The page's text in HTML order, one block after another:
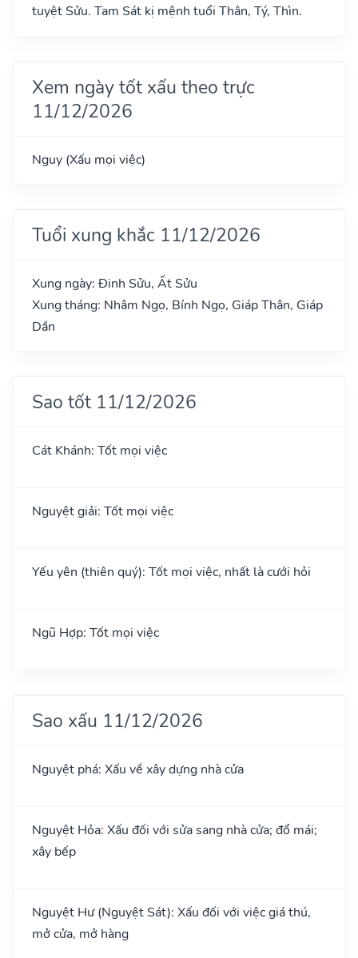
tuyệt Sửu. Tam Sát kị mệnh tuổi Thân, Tý, Thìn.
Xem ngày tốt xấu theo trực
11/12/2026
Nguy (Xấu mọi việc)
Tuổi xung khắc 11/12/2026
Xung ngày: Đinh Sửu, Ất Sửu
Xung tháng: Nhâm Ngọ, Bính Ngọ, Giáp Thân, Giáp
Dần
Sao tốt 11/12/2026
Cát Khánh: Tốt mọi việc
Nguyệt giải: Tốt mọi việc
Yếu yên (thiên quý): Tốt mọi việc, nhất là cưới hỏi
Ngũ Hợp: Tốt mọi việc
Sao xấu 11/12/2026
Nguyệt phá: Xấu về xây dựng nhà cửa
Nguyệt Hỏa: Xấu đối với sửa sang nhà cửa; đổ mái;
xây bếp
Nguyệt Hư (Nguyệt Sát): Xấu đối với việc giá thú,
mở cửa, mở hàng